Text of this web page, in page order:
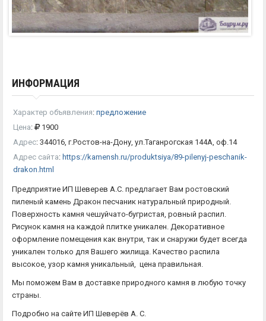
ИНФОРМАЦИЯ
Характер объявления: предложение
Цена:
1900
Адрес: 344016, г.Ростов-на-Дону, ул.Таганрогская 144А, оф.14
Адрес сайта: https://kamensh.ru/produktsiya/89-pilenyj-peschanik-
drakon.html
Предприятие ИП Шеверев А.С. предлагает Вам ростовский
пиленый камень Дракон песчаник натуральный природный.
Поверхность камня чешуйчато-бугристая, ровный распил.
Рисунок камня на каждой плитке уникален. Декоративное
оформление помещения как внутри, так и снаружи будет всегда
уникален только для Вашего жилища. Качество распила
высокое, узор камня уникальный, цена правильная.
Мы поможем Вам в доставке природного камня в любую точку
страны.
Подробно на сайте ИП Шеверёв А. С.